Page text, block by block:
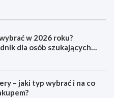
w 2026 roku?
dla osób szukających
– jaki typ wybrać i na co